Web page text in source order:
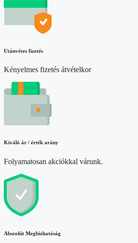
Utánvétes fizetés
Kényelmes fizetés átvételkor
Kiváló ár / érték arány
Folyamatosan akciókkal várunk.
Abszolút Megbízhatóság